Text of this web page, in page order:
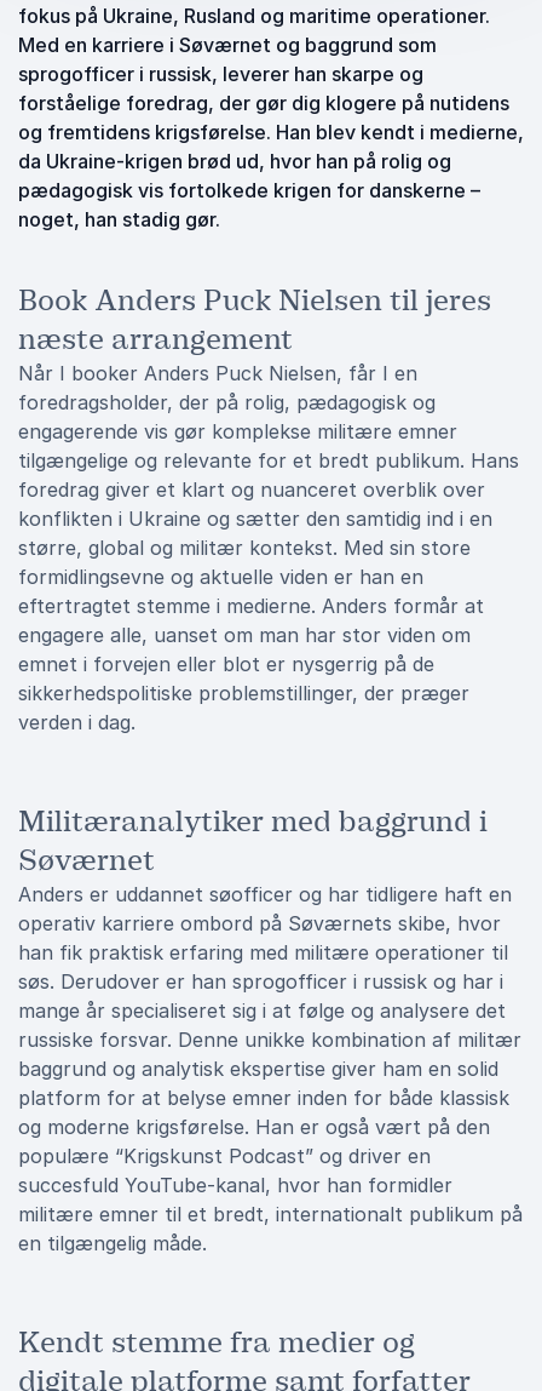
fokus på Ukraine, Rusland og maritime operationer.
Med en karriere i Søværnet og baggrund som
sprogofficer i russisk, leverer han skarpe og
forståelige foredrag, der gør dig klogere på nutidens
og fremtidens krigsførelse. Han blev kendt i medierne,
da Ukraine-krigen brød ud, hvor han på rolig og
pædagogisk vis fortolkede krigen for danskerne –
noget, han stadig gør.
Book Anders Puck Nielsen til jeres
næste arrangement
Når I booker Anders Puck Nielsen, får I en
foredragsholder, der på rolig, pædagogisk og
engagerende vis gør komplekse militære emner
tilgængelige og relevante for et bredt publikum. Hans
foredrag giver et klart og nuanceret overblik over
konflikten i Ukraine og sætter den samtidig ind i en
større, global og militær kontekst. Med sin store
formidlingsevne og aktuelle viden er han en
eftertragtet stemme i medierne. Anders formår at
engagere alle, uanset om man har stor viden om
emnet i forvejen eller blot er nysgerrig på de
sikkerhedspolitiske problemstillinger, der præger
verden i dag.
Militæranalytiker med baggrund i
Søværnet
Anders er uddannet søofficer og har tidligere haft en
operativ karriere ombord på Søværnets skibe, hvor
han fik praktisk erfaring med militære operationer til
søs. Derudover er han sprogofficer i russisk og har i
mange år specialiseret sig i at følge og analysere det
russiske forsvar. Denne unikke kombination af militær
baggrund og analytisk ekspertise giver ham en solid
platform for at belyse emner inden for både klassisk
og moderne krigsførelse. Han er også vært på den
populære “Krigskunst Podcast” og driver en
succesfuld YouTube-kanal, hvor han formidler
militære emner til et bredt, internationalt publikum på
en tilgængelig måde.
Kendt stemme fra medier og
digitale platforme samt forfatter